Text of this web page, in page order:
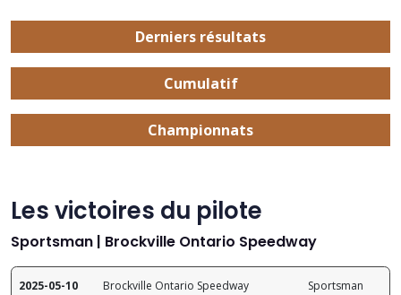
Derniers résultats
Cumulatif
Championnats
Les victoires du pilote
Sportsman | Brockville Ontario Speedway
2025-05-10 Brockville Ontario Speedway
Sportsman